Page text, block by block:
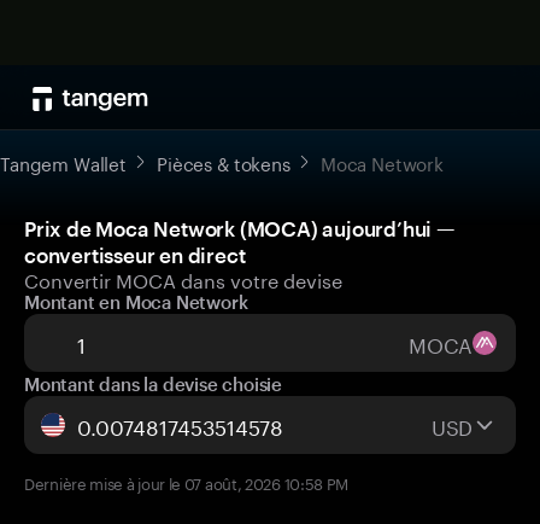
Tangem Wallet Pièces & tokens Moca Network
Prix de Moca Network (MOCA) aujourd’hui —
convertisseur en direct
Convertir MOCA dans votre devise
Montant en Moca Network
MOCA
Montant dans la devise choisie
USD
Dernière mise à jour le 07 août, 2026 10:58 PM